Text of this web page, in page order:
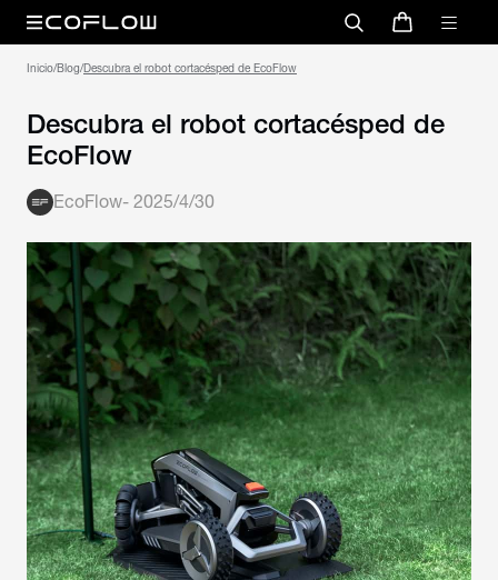
Inicio/Blog/Descubra el robot cortacésped de EcoFlow
Descubra el robot cortacésped de
EcoFlow
EcoFlow- 2025/4/30